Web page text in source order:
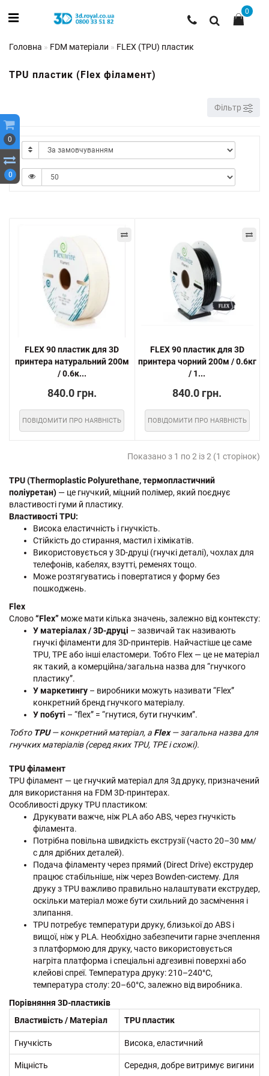
0
0
0
Головна FDM матеріали FLEX (TPU) пластик
TPU пластик (Flex філамент)
Фільтр
FLEX 90 пластик для 3D
принтера натуральний 200м
/ 0.6к...
840.0 грн.
ПОВІДОМИТИ ПРО НАЯВНІСТЬ
FLEX 90 пластик для 3D
принтера чорний 200м / 0.6кг
/ 1...
840.0 грн.
ПОВІДОМИТИ ПРО НАЯВНІСТЬ
Показано з 1 по 2 із 2 (1 сторінок)
TPU (Thermoplastic Polyurethane, термопластичний
поліуретан) — це гнучкий, міцний полімер, який поєднує
властивості гуми й пластику.
Властивості TPU:
Висока еластичність і гнучкість.
Стійкість до стирання, мастил і хімікатів.
Використовується у 3D-друці (гнучкі деталі), чохлах для
телефонів, кабелях, взутті, ременях тощо.
Може розтягуватись і повертатися у форму без
пошкоджень.
Flex
Слово“Flex” може мати кілька значень, залежно від контексту:
У матеріалах / 3D-друці – зазвичай так називають
гнучкі філаменти для 3D-принтерів. Найчастіше це саме
TPU, TPE або інші еластомери. Тобто Flex — це не матеріал
як такий, а комерційна/загальна назва для “гнучкого
пластику”.
У маркетингу – виробники можуть називати “Flex”
конкретний бренд гнучкого матеріалу.
У побуті – “flex” = “гнутися, бути гнучким”.
Тобто TPU— конкретний матеріал, а Flex— загальна назва для
гнучких матеріалів (серед яких TPU, TPE і схожі).
TPU філамент
TPU філамент — це гнучкий матеріал для 3д друку, призначений
для використання на FDM 3D-принтерах.
Особливості друку TPU пластиком:
Друкувати важче, ніж PLA або ABS, через гнучкість
філамента.
Потрібна повільна швидкість екструзії (часто 20–30 мм/
с для дрібних деталей).
Подача філаменту через прямий (Direct Drive) екструдер
працює стабільніше, ніж через Bowden-систему. Для
друку з TPU важливо правильно налаштувати екструдер,
оскільки матеріал може бути схильний до засмічення і
злипання.
TPU потребує температури друку, близької до ABS і
вищої, ніж у PLA. Необхідно забезпечити гарне зчеплення
з платформою для друку, часто використовується
нагріта платформа і спеціальні адгезивні поверхні або
клейові спреї. Температура друку: 210–240°C,
температура столу: 20–60°C, залежно від виробника.
Порівняння 3D-пластиків
Властивість / Матеріал
TPU пластик
Гнучкість Висока, еластичний
Міцність Середня, добре витримує вигини